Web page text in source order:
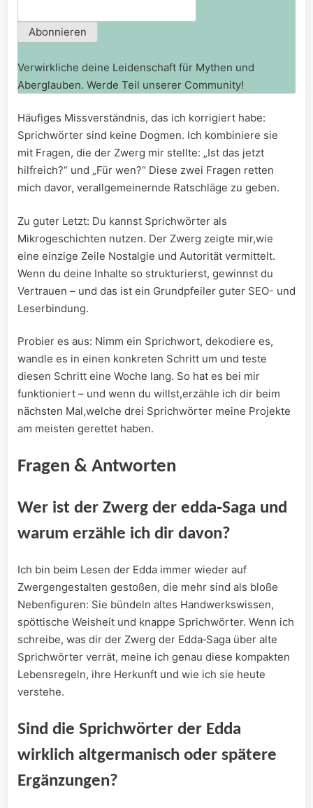
Verwirkliche deine Leidenschaft für Mythen und
Aberglauben. Werde Teil unserer Community!
Häufiges Missverständnis, das ⁤ich korrigiert habe:
Sprichwörter⁤ sind ‌keine Dogmen. ⁤Ich kombiniere​ sie
mit Fragen, die der Zwerg mir stellte: „Ist das jetzt
hilfreich?“ und „Für wen?“‍ Diese zwei Fragen retten
mich⁤ davor, verallgemeinernde Ratschläge zu geben.
Zu guter Letzt: Du kannst ⁤Sprichwörter als​
Mikrogeschichten nutzen. Der Zwerg zeigte ⁣mir,wie
eine einzige Zeile Nostalgie und Autorität ⁤vermittelt.‌
Wenn ⁣du deine Inhalte‍ so strukturierst, gewinnst ‍du
Vertrauen⁣ – und⁤ das⁣ ist ein Grundpfeiler ⁢guter SEO- und
Leserbindung.
Probier es aus: Nimm ‌ein Sprichwort, dekodiere es,
⁢wandle es in einen konkreten Schritt um ​und ​teste
diesen Schritt eine Woche lang. So hat ⁢es bei mir
funktioniert – und wenn du willst,erzähle ich dir beim
nächsten‍ Mal,welche‌ drei⁢ Sprichwörter meine Projekte​
am meisten gerettet haben.
Fragen & Antworten
Wer ist der ‍Zwerg ‌der edda‑Saga und
warum erzähle ​ich dir​ davon?
Ich bin beim Lesen der ⁣Edda immer wieder auf
Zwergengestalten gestoßen, die mehr sind als bloße‍
Nebenfiguren: Sie bündeln altes Handwerkswissen,
spöttische Weisheit​ und knappe ‌Sprichwörter. Wenn ich‌
schreibe, ​was dir der Zwerg der Edda‑Saga über alte
Sprichwörter verrät, meine⁤ ich ‌genau diese kompakten
Lebensregeln, ihre ‍Herkunft und wie ich sie heute
verstehe.
Sind die Sprichwörter der Edda
‍wirklich ​altgermanisch oder spätere‌
Ergänzungen?